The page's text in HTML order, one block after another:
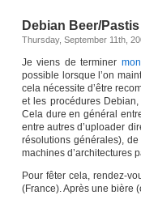
Debian Beer/
Thursday, September 11th,
Je viens de terminer
possible lorsque l’on
cela nécessite d’être
et les procédures
Cela dure en général
entre autres d’uploader
résolutions générales),
machines d’architectures
Pour fêter cela, rendez-
(France). Après une bière